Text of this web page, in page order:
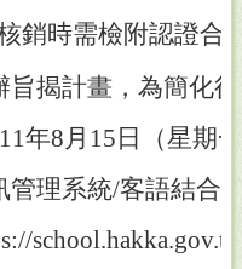
銷時需檢附認證合
旨揭計畫，為簡化
年8月15日（星期
管理系統/客語結合